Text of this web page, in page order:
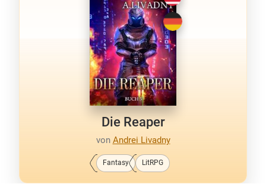
Die Reaper
von Andrei Livadny
Fantasy LitRPG